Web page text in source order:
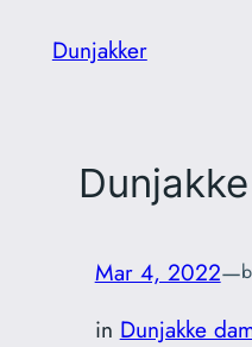
Dunjakker
Mar 4, 2022—
in Dunjakke